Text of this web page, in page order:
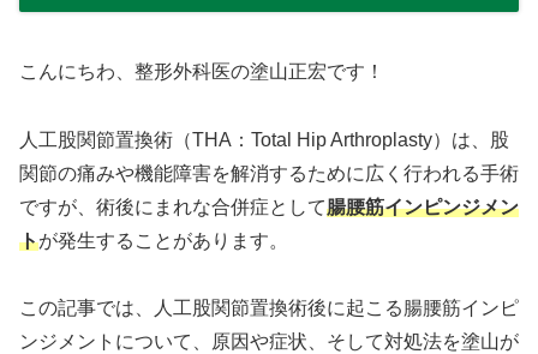
こんにちわ、整形外科医の塗山正宏です！
人工股関節置換術（THA：Total Hip Arthroplasty）は、股
関節の痛みや機能障害を解消するために広く行われる手術
ですが、術後にまれな合併症として腸腰筋インピンジメン
トが発生することがあります。
この記事では、人工股関節置換術後に起こる腸腰筋インピ
ンジメントについて、原因や症状、そして対処法を塗山が